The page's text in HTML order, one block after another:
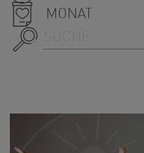
MONAT
Suche starten